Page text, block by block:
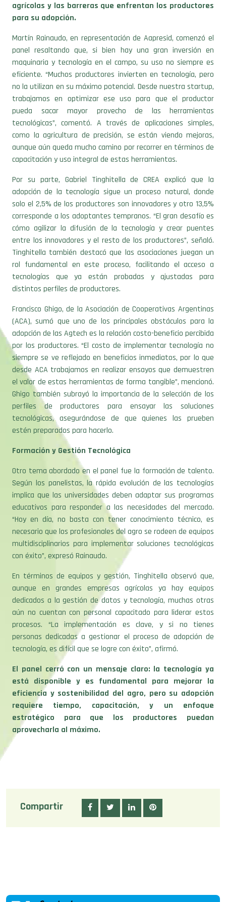
agrícolas y las barreras que enfrentan los productores
para su adopción.
Martín Rainaudo, en representación de Aapresid, comenzó el
panel resaltando que, si bien hay una gran inversión en
maquinaria y tecnología en el campo, su uso no siempre es
eficiente. “Muchos productores invierten en tecnología, pero
no la utilizan en su máximo potencial. Desde nuestra startup,
trabajamos en optimizar ese uso para que el productor
pueda sacar mayor provecho de las herramientas
tecnológicas”, comentó. A través de aplicaciones simples,
como la agricultura de precisión, se están viendo mejoras,
aunque aún queda mucho camino por recorrer en términos de
capacitación y uso integral de estas herramientas.
Por su parte, Gabriel Tinghitella de CREA explicó que la
adopción de la tecnología sigue un proceso natural, donde
solo el 2,5% de los productores son innovadores y otro 13,5%
corresponde a los adoptantes tempranos. “El gran desafío es
cómo agilizar la difusión de la tecnología y crear puentes
entre los innovadores y el resto de los productores”, señaló.
Tinghitella también destacó que las asociaciones juegan un
rol fundamental en este proceso, facilitando el acceso a
tecnologías que ya están probadas y ajustadas para
distintos perfiles de productores.
Francisco Ghigo, de la Asociación de Cooperativas Argentinas
(ACA), sumó que uno de los principales obstáculos para la
adopción de las Agtech es la relación costo-beneficio percibida
por los productores. “El costo de implementar tecnología no
siempre se ve reflejado en beneficios inmediatos, por lo que
desde ACA trabajamos en realizar ensayos que demuestren
el valor de estas herramientas de forma tangible”, mencionó.
Ghigo también subrayó la importancia de la selección de los
perfiles de productores para ensayar las soluciones
tecnológicas, asegurándose de que quienes las prueben
estén preparados para hacerlo.
Formación y Gestión Tecnológica
Otro tema abordado en el panel fue la formación de talento.
Según los panelistas, la rápida evolución de las tecnologías
implica que las universidades deben adaptar sus programas
educativos para responder a las necesidades del mercado.
“Hoy en día, no basta con tener conocimiento técnico, es
necesario que los profesionales del agro se rodeen de equipos
multidisciplinarios para implementar soluciones tecnológicas
con éxito”, expresó Rainaudo.
En términos de equipos y gestión, Tinghitella observó que,
aunque en grandes empresas agrícolas ya hay equipos
dedicados a la gestión de datos y tecnología, muchas otras
aún no cuentan con personal capacitado para liderar estos
procesos. “La implementación es clave, y si no tienes
personas dedicadas a gestionar el proceso de adopción de
tecnología, es difícil que se logre con éxito”, afirmó.
El panel cerró con un mensaje claro: la tecnología ya
está disponible y es fundamental para mejorar la
eficiencia y sostenibilidad del agro, pero su adopción
requiere tiempo, capacitación, y un enfoque
estratégico para que los productores puedan
aprovecharla al máximo.
Compartir